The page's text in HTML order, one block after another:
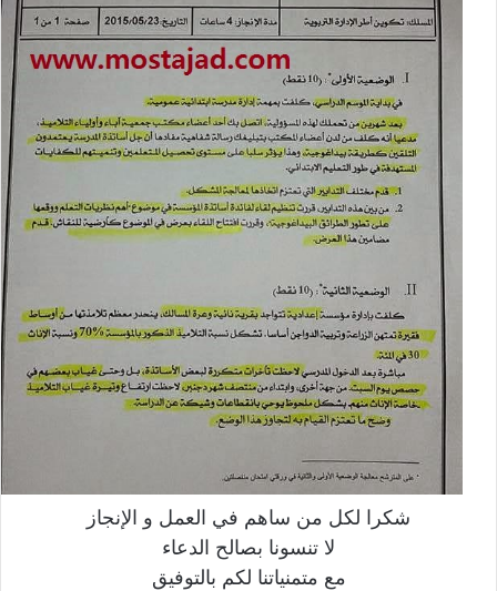
شكرا لكل من ساهم في العمل و الإنجاز
لا تنسونا بصالح الدعاء
مع متمنياتنا لكم بالتوفيق